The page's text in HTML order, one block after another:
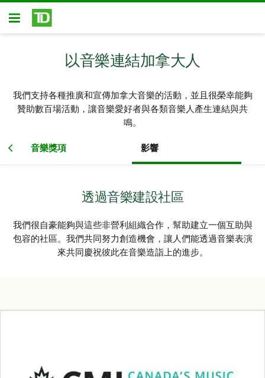
略過進入主要內容
開放式房屋貸款
以音樂連結加拿大人
我們支持各種推廣和宣傳加拿大音樂的活動，並且很榮幸能夠
贊助數百場活動，讓音樂愛好者與各類音樂人產生連結與共
鳴。
音樂獎項 影響
透過音樂建設社區
我們很自豪能夠與這些非營利組織合作，幫助建立一個互助與
包容的社區。我們共同努力創造機會，讓人們能透過音樂表演
來共同慶祝彼此在音樂造詣上的進步。